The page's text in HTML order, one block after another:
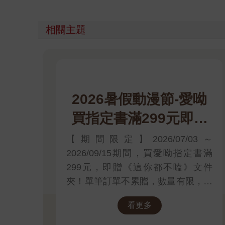
相關主題
2026暑假動漫節-愛呦
買指定書滿299元即贈
《這你都不嗑》文件夾
【期間限定】2026/07/03～
2026/09/15期間，買愛呦指定書滿
299元，即贈《這你都不嗑》文件
夾！單筆訂單不累贈，數量有限，送
看更多